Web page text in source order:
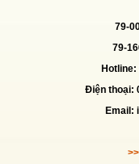
79-
79-
Hotline:
Điện thoại:
Email:
>>